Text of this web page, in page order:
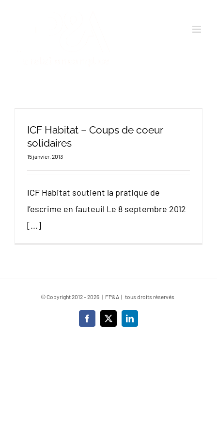
ICF Habitat – Coups de coeur
solidaires
15 janvier, 2013
ICF Habitat soutient la pratique de
l’escrime en fauteuil Le 8 septembre 2012
[...]
© Copyright 2012 -2026 | FP&A | tous droits réservés
Facebook
X LinkedIn